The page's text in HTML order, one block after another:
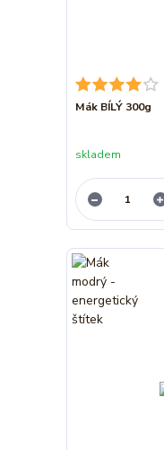
Mák BÍLÝ 300g
skladem